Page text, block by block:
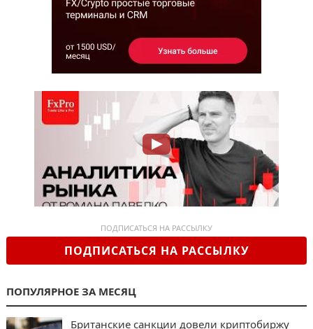
ПОДПИСАТЬСЯ НА РАССЫЛКУ
ПОДПИСАТЬСЯ НА РАССЫЛКУ
ПОПУЛЯРНОЕ ЗА МЕСЯЦ
Британские санкции довели криптобиржу